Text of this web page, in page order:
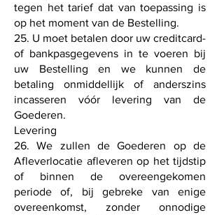
tegen het tarief dat van toepassing is
op het moment van de Bestelling.
25. U moet betalen door uw creditcard-
of bankpasgegevens in te voeren bij
uw Bestelling en we kunnen de
betaling onmiddellijk of anderszins
incasseren vóór levering van de
Goederen.
Levering
26. We zullen de Goederen op de
Afleverlocatie afleveren op het tijdstip
of binnen de overeengekomen
periode of, bij gebreke van enige
overeenkomst, zonder onnodige